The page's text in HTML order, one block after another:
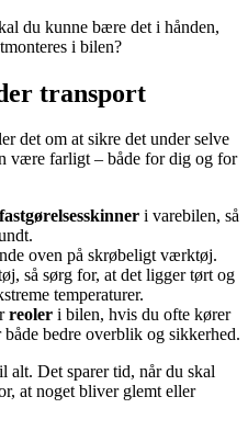
du kunne bære det i hånden,
i bilen?
transport
det om at sikre det under selve
være farligt – både for dig og for
fastgørelsesskinner i varebilen, så
oven på skrøbeligt værktøj.
så sørg for, at det ligger tørt og
temperaturer.
reoler i bilen, hvis du ofte kører
bedre overblik og sikkerhed.
alt. Det sparer tid, når du skal
at noget bliver glemt eller